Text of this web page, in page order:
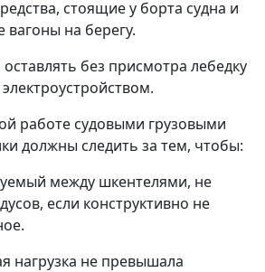
стоящие у борта судна и
на берегу.
без присмотра лебедку
работе судовыми грузовыми
должны следить за тем, чтобы:
между шкентелями, не
если конструктивно не
нагрузка не превышала